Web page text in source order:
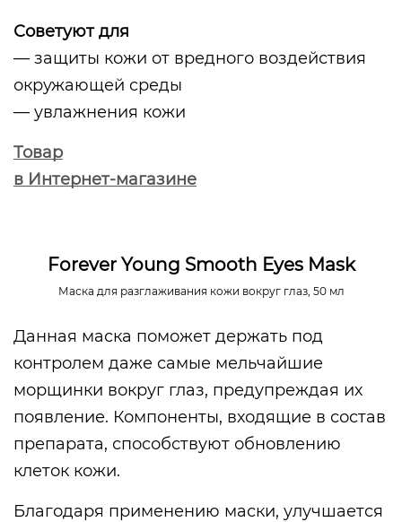
Советуют для
— защиты кожи от вредного воздействия
окружающей среды
— увлажнения кожи
Товар
в Интернет-магазине
Forever Young Smooth Eyes Mask
Маска для разглаживания кожи вокруг глаз, 50 мл
Данная маска поможет держать под
контролем даже самые мельчайшие
морщинки вокруг глаз, предупреждая их
появление. Компоненты, входящие в состав
препарата, способствуют обновлению
клеток кожи.
Благодаря применению маски, улучшается